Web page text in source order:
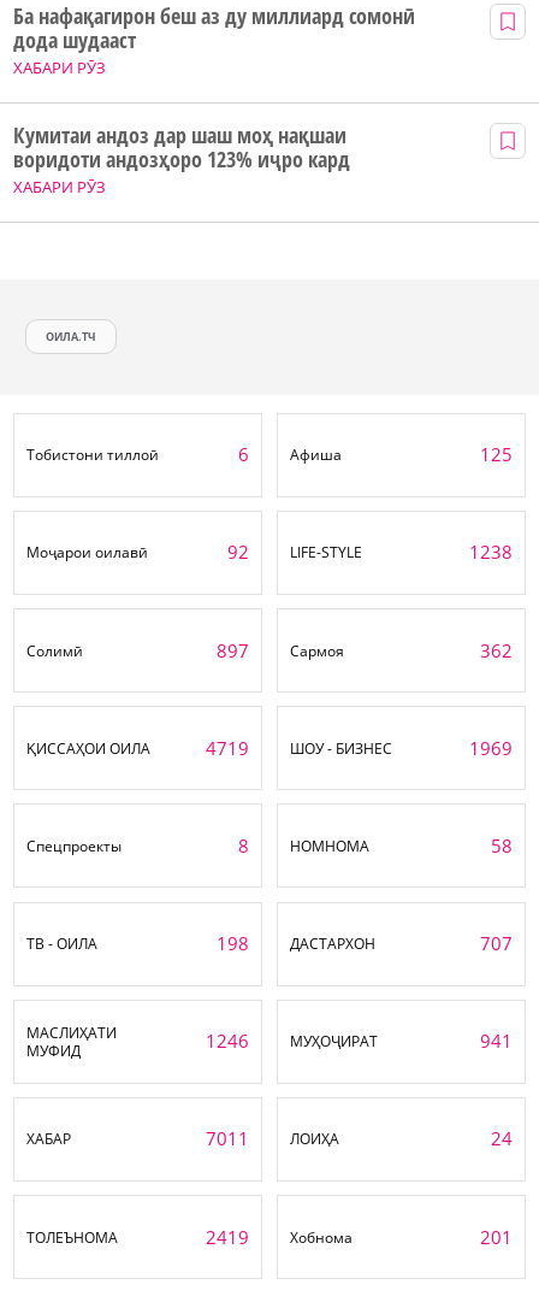
ХАБАРИ РӮЗ
Ба нафақагирон беш аз ду миллиард сомонӣ
дода шудааст
ХАБАРИ РӮЗ
Кумитаи андоз дар шаш моҳ нақшаи
воридоти андозҳоро 123% иҷро кард
ОИЛА.ТЧ
Тобистони тиллоӣ 6 Афиша 125
Моҷарои оилавӣ 92 LIFE-STYLE 1238
Солимӣ 897 Сармоя 362
ҚИССАҲОИ ОИЛА 4719 ШОУ - БИЗНЕС 1969
Спецпроекты 8 НОМНОМА 58
ТВ - ОИЛА 198 ДАСТАРХОН 707
МАСЛИҲАТИ
МУФИД
1246 МУҲОҶИРАТ 941
ХАБАР 7011 ЛОИҲА 24
ТОЛЕЪНОМА 2419 Хобнома 201